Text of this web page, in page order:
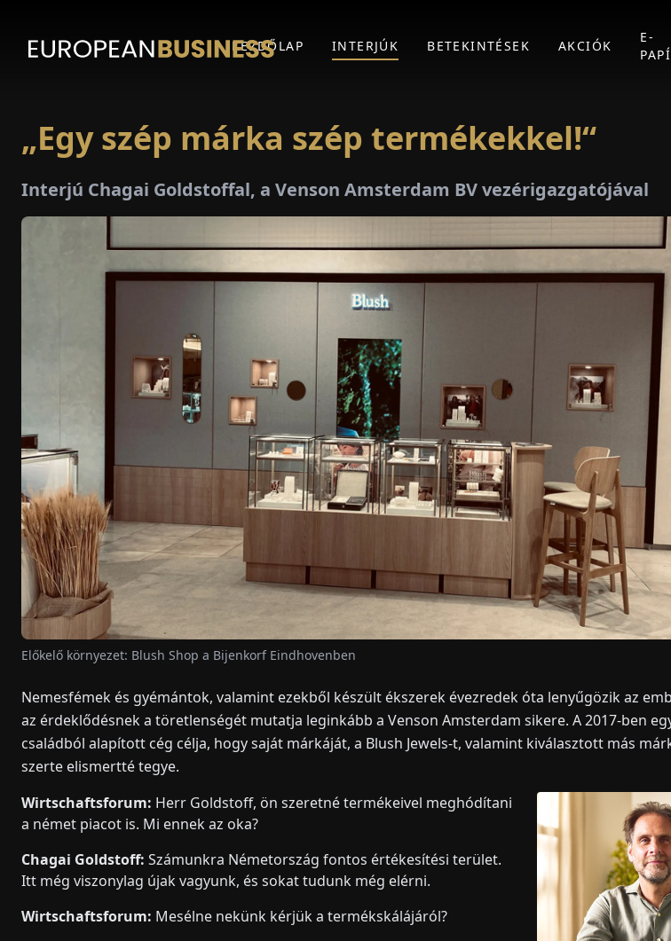
KEZDŐLAP INTERJÚK BETEKINTÉSEK AKCIÓK
E-
„Egy szép márka szép termékekkel!“
Interjú Chagai Goldstoffal, a Venson Amsterdam BV vezérigazgatójával
Előkelő környezet: Blush Shop a Bijenkorf Eindhovenben
Nemesfémek és gyémántok, valamint ezekből készült ékszerek évezredek óta lenyűgözik az
az érdeklődésnek a töretlenségét mutatja leginkább a Venson Amsterdam sikere. A 2017-ben
családból alapított cég célja, hogy saját márkáját, a Blush Jewels-t, valamint kiválasztott más
szerte elismertté tegye.
Wirtschaftsforum: Herr Goldstoff, ön szeretné termékeivel meghódítani
a német piacot is. Mi ennek az oka?
Chagai Goldstoff: Számunkra Németország fontos értékesítési terület.
Itt még viszonylag újak vagyunk, és sokat tudunk még elérni.
Wirtschaftsforum: Mesélne nekünk kérjük a termékskálájáról?